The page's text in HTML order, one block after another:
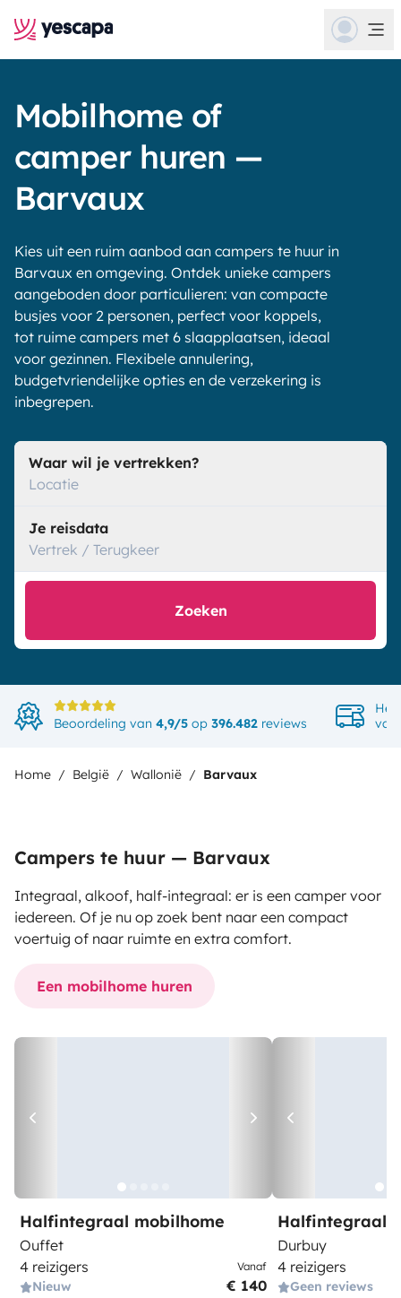
Mobilhome of
camper huren —
Barvaux
Kies uit een ruim aanbod aan campers te huur in
Barvaux en omgeving. Ontdek unieke campers
aangeboden door particulieren: van compacte
busjes voor 2 personen, perfect voor koppels,
tot ruime campers met 6 slaapplaatsen, ideaal
voor gezinnen. Flexibele annulering,
budgetvriendelijke opties en de verzekering is
inbegrepen.
Waar wil je vertrekken?
Locatie
Je reisdata
Vertrek / Terugkeer
Zoeken
Beoordeling van 4,9/5 op 396.482 reviews
Het
van
Home België Wallonië Barvaux
Campers te huur — Barvaux
Integraal, alkoof, half-integraal: er is een camper voor
iedereen. Of je nu op zoek bent naar een compact
voertuig of naar ruimte en extra comfort.
Een mobilhome huren
Halfintegraal mobilhome
Ouffet
4 reizigers
Nieuw
Vanaf
€ 140
Halfintegraal
Durbuy
4 reizigers
Geen reviews